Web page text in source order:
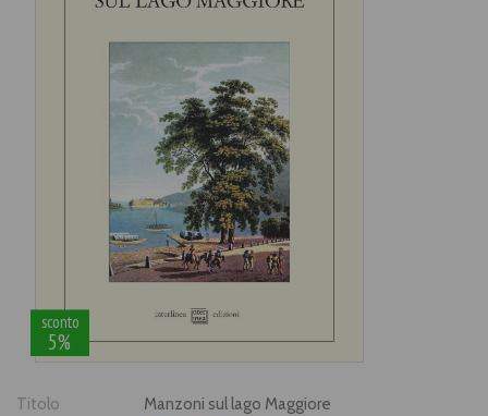
sconto
5%
Titolo
Manzoni sul lago Maggiore